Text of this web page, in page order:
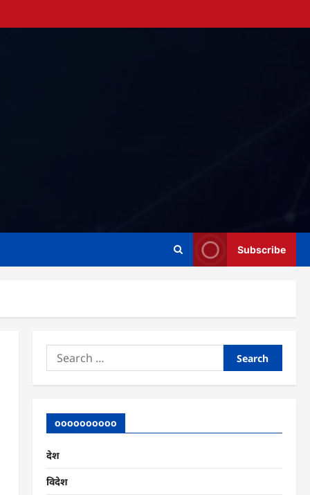
Subscribe
Search
for:
oooooooooo
देश
विदेश